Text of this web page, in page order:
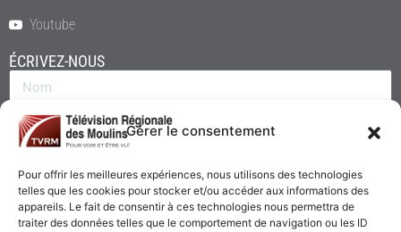
Gérer le consentement
Pour offrir les meilleures expériences, nous utilisons des technologies
telles que les cookies pour stocker et/ou accéder aux informations des
appareils. Le fait de consentir à ces technologies nous permettra de
traiter des données telles que le comportement de navigation ou les ID
Youtube
ÉCRIVEZ-NOUS